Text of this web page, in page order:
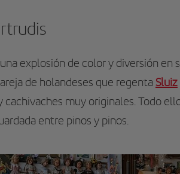
explosión de color y diversión en
de holandeses que regentaSluiz
muy originales. Todo
entre pinos y pinos.